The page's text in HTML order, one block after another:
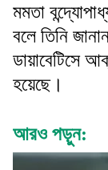
মমতা
বলে তিনি
ডায়াবেটিসে
হয়েছে।
আরও পড়ুন: